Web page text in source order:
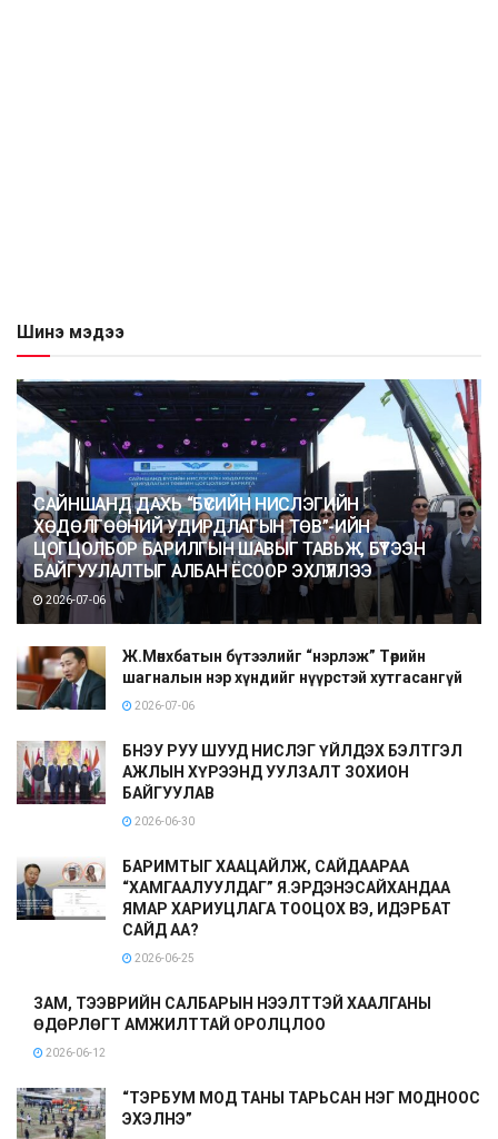
Шинэ мэдээ
САЙНШАНД ДАХЬ “БҮСИЙН НИСЛЭГИЙН
ХӨДӨЛГӨӨНИЙ УДИРДЛАГЫН ТӨВ”-ИЙН
ЦОГЦОЛБОР БАРИЛГЫН ШАВЫГ ТАВЬЖ, БҮТЭЭН
БАЙГУУЛАЛТЫГ АЛБАН ЁСООР ЭХЛҮҮЛЛЭЭ
2026-07-06
Ж.Мөнхбатын бүтээлийг “нэрлэж” Төрийн
шагналын нэр хүндийг нүүрстэй хутгасангүй
2026-07-06
БНЭУ РУУ ШУУД НИСЛЭГ ҮЙЛДЭХ БЭЛТГЭЛ
АЖЛЫН ХҮРЭЭНД УУЛЗАЛТ ЗОХИОН
БАЙГУУЛАВ
2026-06-30
БАРИМТЫГ ХААЦАЙЛЖ, САЙДААРАА
“ХАМГААЛУУЛДАГ” Я.ЭРДЭНЭСАЙХАНДАА
ЯМАР ХАРИУЦЛАГА ТООЦОХ ВЭ, ИДЭРБАТ
САЙД АА?
2026-06-25
ЗАМ, ТЭЭВРИЙН САЛБАРЫН НЭЭЛТТЭЙ ХААЛГАНЫ
ӨДӨРЛӨГТ АМЖИЛТТАЙ ОРОЛЦЛОО
2026-06-12
“ТЭРБУМ МОД ТАНЫ ТАРЬСАН НЭГ МОДНООС
ЭХЭЛНЭ”